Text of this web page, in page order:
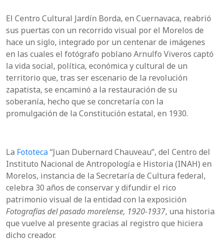
El Centro Cultural Jardín Borda, en Cuernavaca, reabrió
sus puertas con un recorrido visual por el Morelos de
hace un siglo, integrado por un centenar de imágenes
en las cuales el fotógrafo poblano Arnulfo Viveros captó
la vida social, política, económica y cultural de un
territorio que, tras ser escenario de la revolución
zapatista, se encaminó a la restauración de su
soberanía, hecho que se concretaría con la
promulgación de la Constitución estatal, en 1930.
La Fototeca“Juan Dubernard Chauveau”, del Centro del
Instituto Nacional de Antropología e Historia (INAH) en
Morelos, instancia de la Secretaría de Cultura federal,
celebra 30 años de conservar y difundir el rico
patrimonio visual de la entidad con la exposición
Fotografías del pasado morelense, 1920-1937, una historia
que vuelve al presente gracias al registro que hiciera
dicho creador.